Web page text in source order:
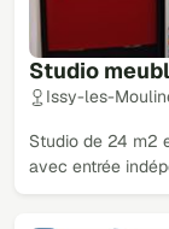
Studio
Issy-les-
Studio de 24 m2
avec entrée